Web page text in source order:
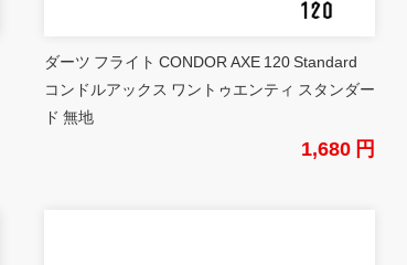
ダーツ フライト CONDOR AXE 120 Standard
コンドルアックス ワントゥエンティ スタンダー
ド 無地
1,680 円